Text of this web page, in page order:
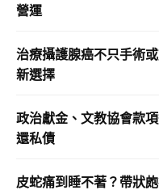
營運
治療攝護腺癌不只手術
新選擇
政治獻金、文教協會款
還私債
皮蛇痛到睡不著？帶狀